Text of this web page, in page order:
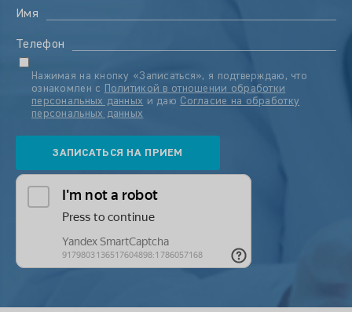
Имя
Телефон
Нажимая на кнопку «Записаться», я подтверждаю, что
ознакомлен с
Политикой в отношении обработки
персональных данных и даю Согласие на обработку
персональных данных